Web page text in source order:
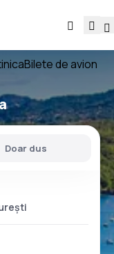
Bilete de avion
Doar dus